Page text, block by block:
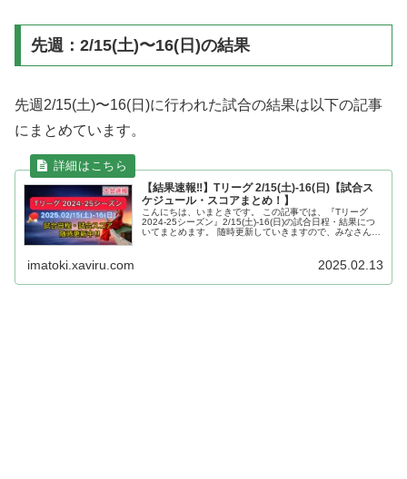
先週：2/15(土)〜16(日)の結果
先週2/15(土)〜16(日)に行われた試合の結果は以下の記事
にまとめています。
【結果速報‼︎】Tリーグ 2/15(土)-16(日)【試合ス
ケジュール・スコアまとめ！】
こんにちは、いまときです。 この記事では、『Tリーグ
2024-25シーズン』2/15(土)-16(日)の試合日程・結果につ
いてまとめます。 随時更新していきますので、みなさん一
imatoki.xaviru.com 2025.02.13